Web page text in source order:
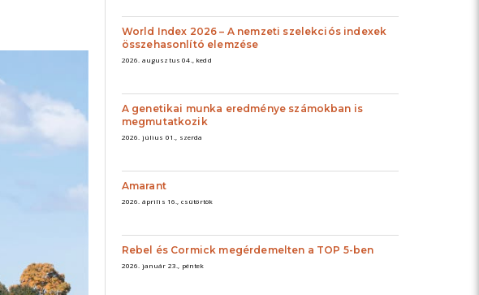
World Index 2026 – A nemzeti szelekciós indexek
összehasonlító elemzése
2026. augusztus 04., kedd
A genetikai munka eredménye számokban is
megmutatkozik
2026. július 01., szerda
Amarant
2026. április 16., csütörtök
Rebel és Cormick megérdemelten a TOP 5-ben
2026. január 23., péntek